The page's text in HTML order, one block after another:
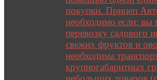
покупки. Прицеп
необходимо если: вы
перевозку садового
свежих фруктов и
необходима
крупногабаритных